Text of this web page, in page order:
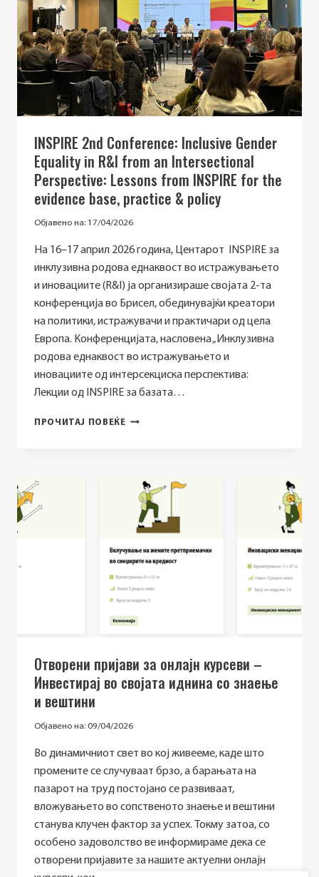
POLICY
ENLARGE
ПОДДРШКА
НА
ПОЛИТИКИТЕ
ИСТРАЖУВАЊЕ
И
ЗА
ЗЕМЈИТЕ
ВО
ПРОЦЕСОТ
НА
INSPIRE 2nd Conference: Inclusive Gender
Equality in R&I from an Intersectional
Perspective: Lessons from INSPIRE for the
evidence base, practice & policy
Објавено на: 17/04/2026
На 16–17 април 2026 година, Центарот INSPIRE за
инклузивна родова еднаквост во истражувањето
и иновациите (R&I) ја организираше својата 2-та
конференција во Брисел, обединувајќи креатори
на политики, истражувачи и практичари од цела
Европа. Конференцијата, насловена „Инклузивна
родова еднаквост во истражувањето и
иновациите од интерсекциска перспектива:
Лекции од INSPIRE за базата…
ПРОЧИТАЈ ПОВЕЌЕ INSPIRE
EQUALITY
R&I
FROM
AN
INTERSECTIONAL
PERSPECTIVE:
LESSONS
FROM
INSPIRE
EVIDENCE
BASE,
PRACTICE
Отворени пријави за онлајн курсеви –
Инвестирај во својата иднина со знаење
и вештини
Објавено на: 09/04/2026
Во динамичниот свет во кој живееме, каде што
промените се случуваат брзо, а барањата на
пазарот на труд постојано се развиваат,
вложувањето во сопственото знаење и вештини
станува клучен фактор за успех. Токму затоа, со
особено задоволство ве информираме дека се
отворени пријавите за нашите актуелни онлајн